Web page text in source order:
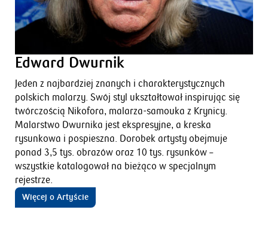
Edward Dwurnik
Jeden z najbardziej znanych i charakterystycznych
polskich malarzy. Swój styl ukształtował inspirując się
twórczością Nikofora, malarza-samouka z Krynicy.
Malarstwo Dwurnika jest ekspresyjne, a kreska
rysunkowa i pospieszna. Dorobek artysty obejmuje
ponad 3,5 tys. obrazów oraz 10 tys. rysunków –
wszystkie katalogował na bieżąco w specjalnym
rejestrze.
Więcej o Artyście